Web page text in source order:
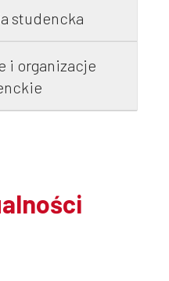
studencka
i organizacje